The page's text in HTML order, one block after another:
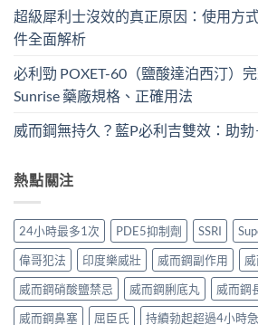
超級犀利士沒效的真正原因：使用方
件全面解析
必利勁 POXET-60（鹽酸達泊西汀）
Sunrise 藥廠規格、正確用法
威而鋼無持久？藍P必利吉雙效：助
熱點關注
24小時最多1次 PDE5抑制劑 SSRI
偉哥犯法
印度樂威壯 威而鋼副作用
威而鋼硝酸鹽禁忌
威而鋼脷底丸
威而鋼
威而鋼鼻塞
屈臣氏 持續勃起超過4小時